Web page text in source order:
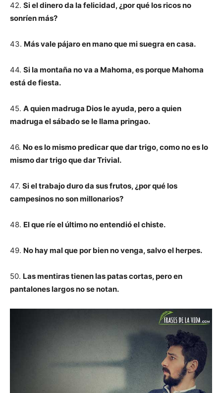
42. Si el dinero da la felicidad, ¿por qué los ricos no
sonríen más?
43. Más vale pájaro en mano que mi suegra en casa.
44. Si la montaña no va a Mahoma, es porque Mahoma
está de fiesta.
45. A quien madruga Dios le ayuda, pero a quien
madruga el sábado se le llama pringao.
46. No es lo mismo predicar que dar trigo, como no es lo
mismo dar trigo que dar Trivial.
47. Si el trabajo duro da sus frutos, ¿por qué los
campesinos no son millonarios?
48. El que ríe el último no entendió el chiste.
49. No hay mal que por bien no venga, salvo el herpes.
50. Las mentiras tienen las patas cortas, pero en
pantalones largos no se notan.